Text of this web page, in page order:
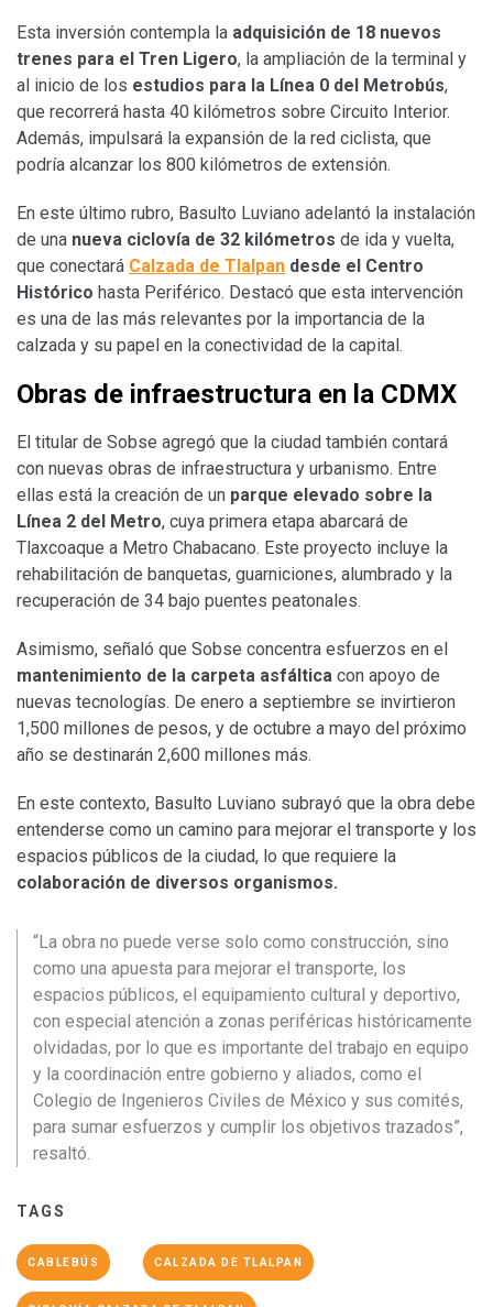
Esta inversión contempla la adquisición de 18 nuevos
trenes para el Tren Ligero, la ampliación de la terminal y
al inicio de los estudios para la Línea 0 del Metrobús,
que recorrerá hasta 40 kilómetros sobre Circuito Interior.
Además, impulsará la expansión de la red ciclista, que
podría alcanzar los 800 kilómetros de extensión.
En este último rubro, Basulto Luviano adelantó la instalación
de una nueva ciclovía de 32 kilómetros de ida y vuelta,
que conectará Calzada de Tlalpan desde el Centro
Histórico hasta Periférico. Destacó que esta intervención
es una de las más relevantes por la importancia de la
calzada y su papel en la conectividad de la capital.
Obras de infraestructura en la CDMX
El titular de Sobse agregó que la ciudad también contará
con nuevas obras de infraestructura y urbanismo. Entre
ellas está la creación de un parque elevado sobre la
Línea 2 del Metro, cuya primera etapa abarcará de
Tlaxcoaque a Metro Chabacano. Este proyecto incluye la
rehabilitación de banquetas, guarniciones, alumbrado y la
recuperación de 34 bajo puentes peatonales.
Asimismo, señaló que Sobse concentra esfuerzos en el
mantenimiento de la carpeta asfáltica con apoyo de
nuevas tecnologías. De enero a septiembre se invirtieron
1,500 millones de pesos, y de octubre a mayo del próximo
año se destinarán 2,600 millones más.
En este contexto, Basulto Luviano subrayó que la obra debe
entenderse como un camino para mejorar el transporte y los
espacios públicos de la ciudad, lo que requiere la
colaboración de diversos organismos.
“La obra no puede verse solo como construcción, sino
como una apuesta para mejorar el transporte, los
espacios públicos, el equipamiento cultural y deportivo,
con especial atención a zonas periféricas históricamente
olvidadas, por lo que es importante del trabajo en equipo
y la coordinación entre gobierno y aliados, como el
Colegio de Ingenieros Civiles de México y sus comités,
para sumar esfuerzos y cumplir los objetivos trazados”,
resaltó.
TAGS
CABLEBÚS CALZADA DE TLALPAN